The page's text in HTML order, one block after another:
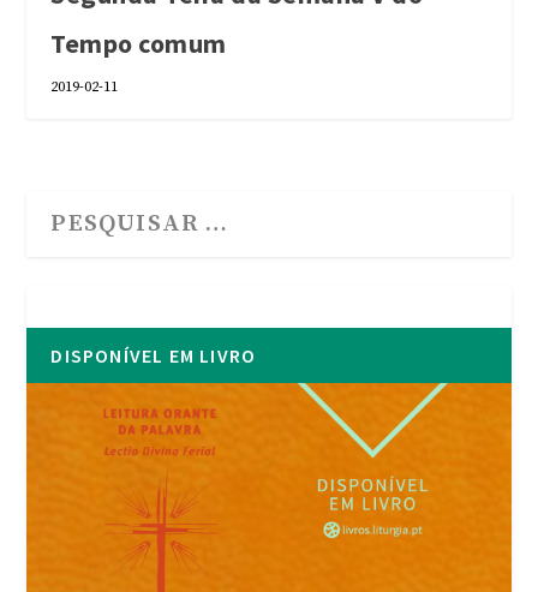
Tempo comum
2019-02-11
DISPONÍVEL EM LIVRO